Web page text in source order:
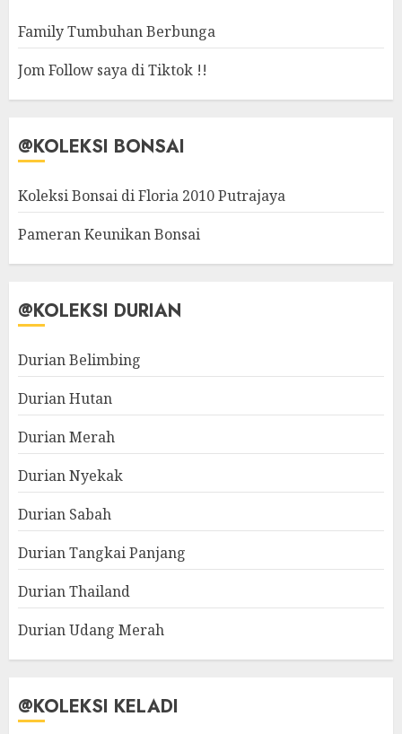
Family Tumbuhan Berbunga
Jom Follow saya di Tiktok !!
@KOLEKSI BONSAI
Koleksi Bonsai di Floria 2010 Putrajaya
Pameran Keunikan Bonsai
@KOLEKSI DURIAN
Durian Belimbing
Durian Hutan
Durian Merah
Durian Nyekak
Durian Sabah
Durian Tangkai Panjang
Durian Thailand
Durian Udang Merah
@KOLEKSI KELADI